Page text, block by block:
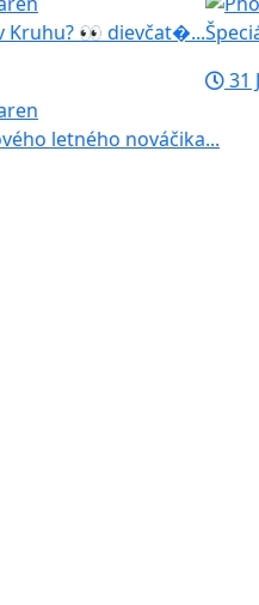
Kruhu? 👀 dievčat�...
31
letného nováčika...